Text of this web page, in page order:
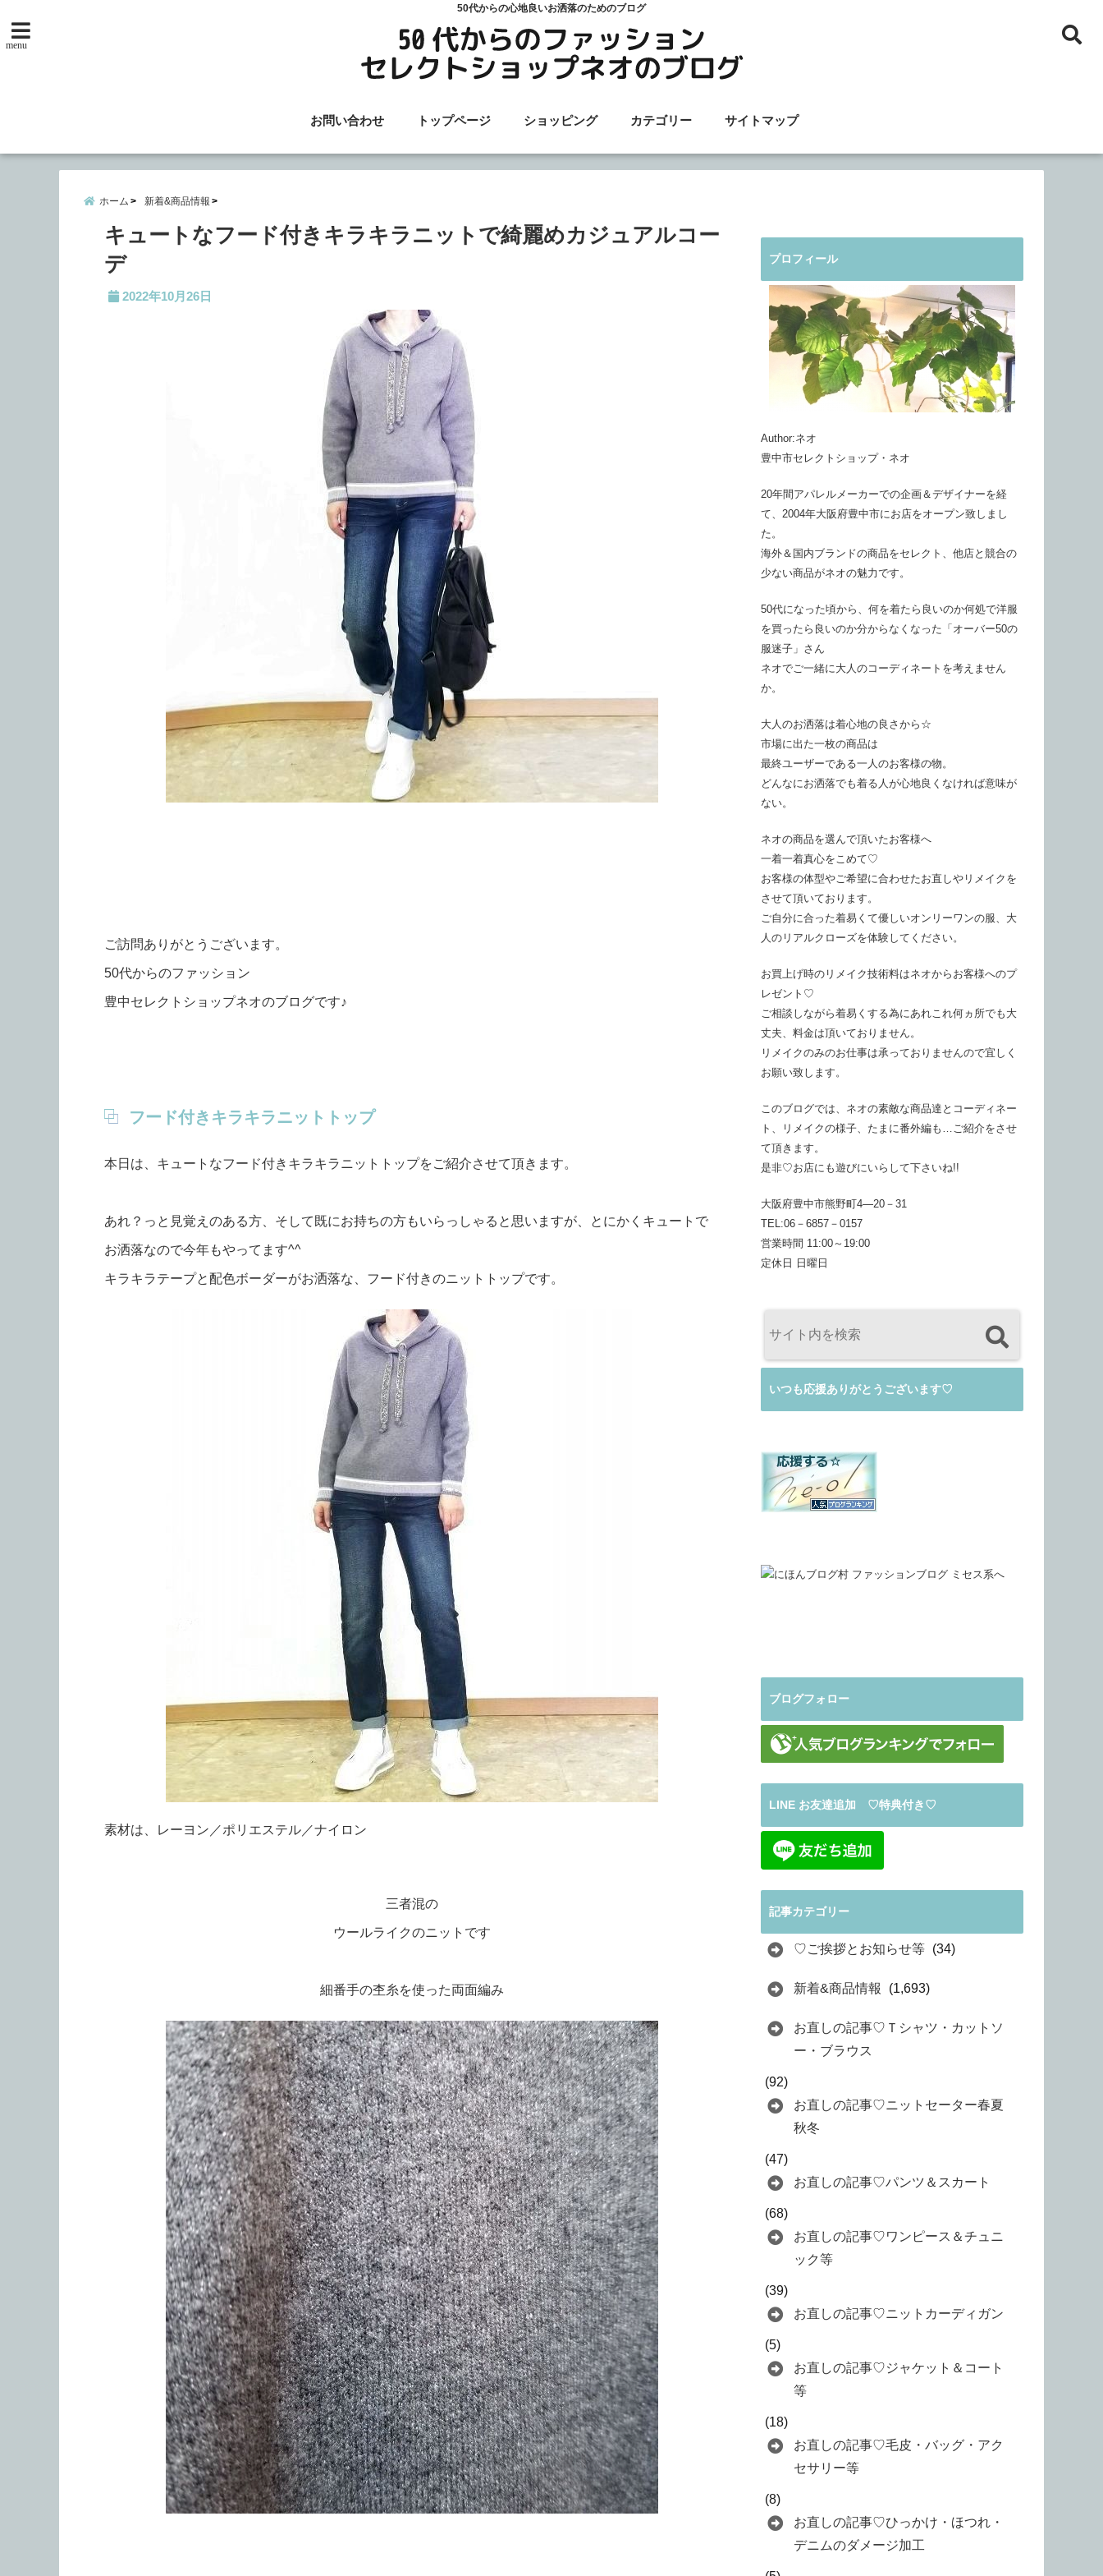
50代からの心地良いお洒落のためのブログ
menu
お問い合わせ トップページ ショッピング カテゴリー サイトマップ
ホーム 新着&商品情報
キュートなフード付きキラキラニットで綺麗めカジュアルコー
デ
2022年10月26日
ご訪問ありがとうございます。
50代からのファッション
豊中セレクトショップネオのブログです♪
フード付きキラキラニットトップ
本日は、キュートなフード付きキラキラニットトップをご紹介させて頂きます。
あれ？っと見覚えのある方、そして既にお持ちの方もいらっしゃると思いますが、とにかくキュートで
お洒落なので今年もやってます^^
キラキラテープと配色ボーダーがお洒落な、フード付きのニットトップです。
素材は、レーヨン／ポリエステル／ナイロン
三者混の
ウールライクのニットです
細番手の杢糸を使った両面編み
プロフィール
Author:ネオ
豊中市セレクトショップ・ネオ
20年間アパレルメーカーでの企画＆デザイナーを経
て、2004年大阪府豊中市にお店をオープン致しまし
た。
海外＆国内ブランドの商品をセレクト、他店と競合の
少ない商品がネオの魅力です。
50代になった頃から、何を着たら良いのか何処で洋服
を買ったら良いのか分からなくなった「オーバー50の
服迷子」さん
ネオでご一緒に大人のコーディネートを考えません
か。
大人のお洒落は着心地の良さから☆
市場に出た一枚の商品は
最終ユーザーである一人のお客様の物。
どんなにお洒落でも着る人が心地良くなければ意味が
ない。
ネオの商品を選んで頂いたお客様へ
一着一着真心をこめて♡
お客様の体型やご希望に合わせたお直しやリメイクを
させて頂いております。
ご自分に合った着易くて優しいオンリーワンの服、大
人のリアルクローズを体験してください。
お買上げ時のリメイク技術料はネオからお客様へのプ
レゼント♡
ご相談しながら着易くする為にあれこれ何ヵ所でも大
丈夫、料金は頂いておりません。
リメイクのみのお仕事は承っておりませんので宜しく
お願い致します。
このブログでは、ネオの素敵な商品達とコーディネー
ト、リメイクの様子、たまに番外編も…ご紹介をさせ
て頂きます。
是非♡お店にも遊びにいらして下さいね!!
大阪府豊中市熊野町4―20－31
TEL:06－6857－0157
営業時間 11:00～19:00
定休日 日曜日
いつも応援ありがとうございます♡
ブログフォロー
LINE お友達追加 ♡特典付き♡
記事カテゴリー
♡ご挨拶とお知らせ等 (34)
新着&商品情報 (1,693)
お直しの記事♡Ｔシャツ・カットソ
ー・ブラウス
(92)
お直しの記事♡ニットセーター春夏
秋冬
(47)
お直しの記事♡パンツ＆スカート
(68)
お直しの記事♡ワンピース＆チュニ
ック等
(39)
お直しの記事♡ニットカーディガン
(5)
お直しの記事♡ジャケット＆コート
等
(18)
お直しの記事♡毛皮・バッグ・アク
セサリー等
(8)
お直しの記事♡ひっかけ・ほつれ・
デニムのダメージ加工